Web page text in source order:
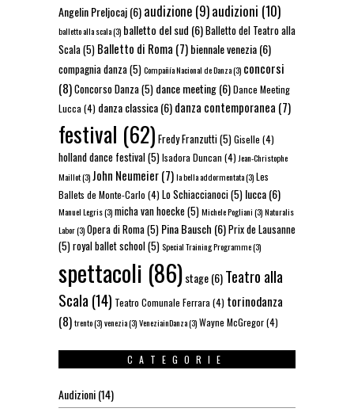
Angelin Preljocaj(6)audizione (9)audizioni (10)
balletto alla scala(3) balletto del sud (6)Balletto del Teatro alla
Scala(5) Balletto di Roma (7)biennale venezia(6)
compagnia danza(5)Compañía Nacional de Danza(3) concorsi
(8)Concorso Danza(5) dance meeting(6)Dance Meeting
Lucca(4) danza classica(6)danza contemporanea (7)
festival (62) Fredy Franzutti(5)Giselle (4)
holland dance festival(5)Isadora Duncan (4) Jean-Christophe
Maillot(3)John Neumeier(7)la bella addormentata(3)Les
Ballets de Monte-Carlo (4) Lo Schiaccianoci(5) lucca(6)
Manuel Legris(3)micha van hoecke(5)Michele Pogliani(3)Naturalis
Labor(3)Opera di Roma(5) Pina Bausch (6)Prix de Lausanne
(5)royal ballet school(5)Special Training Programme(3)
spettacoli (86)stage(6)Teatro alla
Scala (14) Teatro Comunale Ferrara(4) torinodanza
(8)trento(3)venezia(3)VeneziainDanza(3)Wayne McGregor(4)
CATEGORIE
Audizioni(14)